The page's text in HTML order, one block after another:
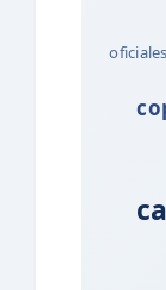
oficiales